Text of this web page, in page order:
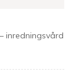
inredningsvård